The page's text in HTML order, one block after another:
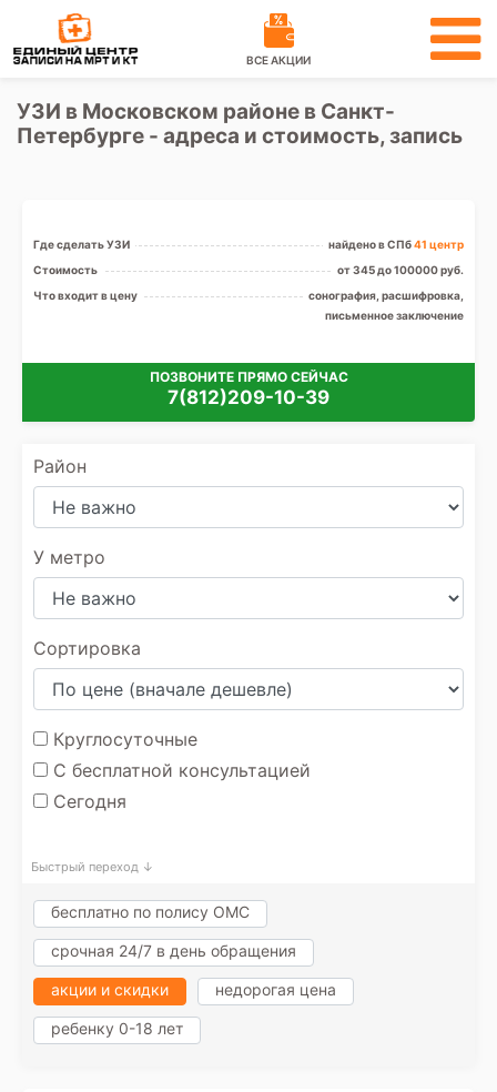
ВСЕ АКЦИИ
УЗИ в Московском районе в Санкт-
Петербурге - адреса и стоимость, запись
Где сделать УЗИ найдено в СПб41 центр
Стоимость
от 345 до 100000 руб.
Что входит в цену
сонография, расшифровка,
письменное заключение
ПОЗВОНИТЕ ПРЯМО СЕЙЧАС
7(812)209-10-39
Район
У метро
Сортировка
Круглосуточные
С бесплатной консультацией
Сегодня
Быстрый переход ↓
бесплатно по полису ОМС
срочная 24/7 в день обращения
акции и скидки недорогая цена
ребенку 0-18 лет